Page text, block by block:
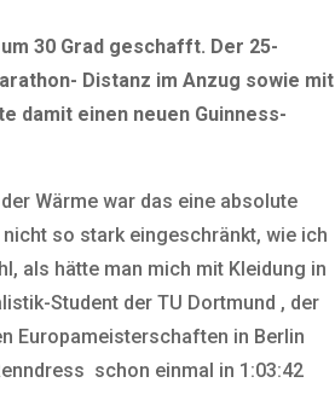
30 Grad geschafft. Der 25-
Distanz im Anzug sowie mit
damit einen neuen Guinness-
Wärme war das eine absolute
so stark eingeschränkt, wie ich
als hätte man mich mit Kleidung in
Student der TU Dortmund , der
Europameisterschaften in Berlin
schon einmal in 1:03:42